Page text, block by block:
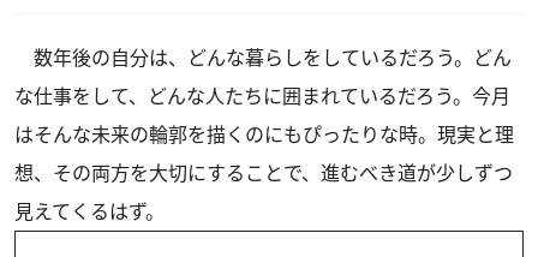
数年後の自分は、どんな暮らしをしているだろう。どん
な仕事をして、どんな人たちに囲まれているだろう。今月
はそんな未来の輪郭を描くのにもぴったりな時。現実と理
想、その両方を大切にすることで、進むべき道が少しずつ
見えてくるはず。